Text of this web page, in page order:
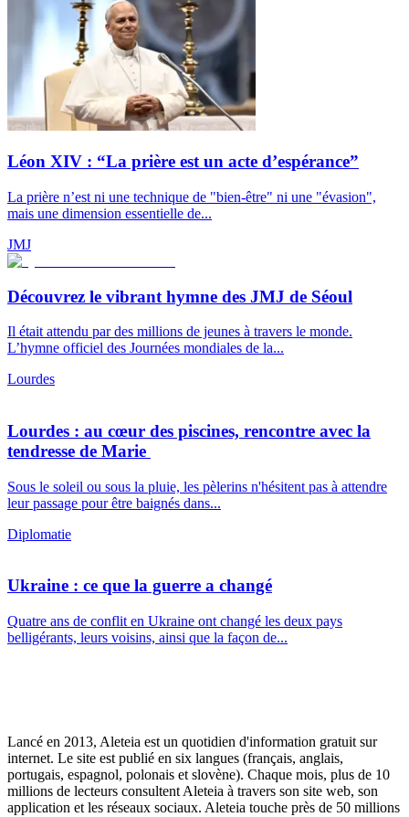
Léon XIV : “La prière est un acte d’espérance”
La prière n’est ni une technique de "bien-être" ni une "évasion",
mais une dimension essentielle de...
JMJ
Découvrez le vibrant hymne des JMJ de Séoul
Il était attendu par des millions de jeunes à travers le monde.
L’hymne officiel des Journées mondiales de la...
Lourdes
Lourdes : au cœur des piscines, rencontre avec la
tendresse de Marie
Sous le soleil ou sous la pluie, les pèlerins n'hésitent pas à attendre
leur passage pour être baignés dans...
Diplomatie
Ukraine : ce que la guerre a changé
Quatre ans de conflit en Ukraine ont changé les deux pays
belligérants, leurs voisins, ainsi que la façon de...
Lancé en 2013, Aleteia est un quotidien d'information gratuit sur
internet. Le site est publié en six langues (français, anglais,
portugais, espagnol, polonais et slovène). Chaque mois, plus de 10
millions de lecteurs consultent Aleteia à travers son site web, son
application et les réseaux sociaux. Aleteia touche près de 50 millions